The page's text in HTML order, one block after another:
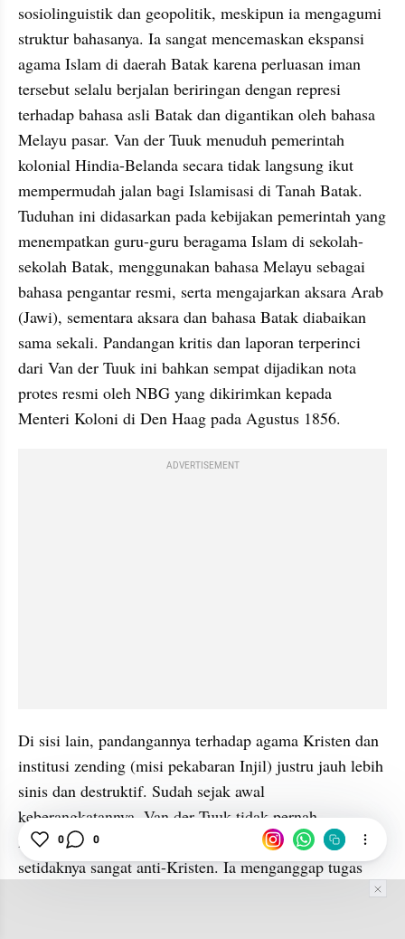
sosiolinguistik dan geopolitik, meskipun ia mengagumi
struktur bahasanya. Ia sangat mencemaskan ekspansi
agama Islam di daerah Batak karena perluasan iman
tersebut selalu berjalan beriringan dengan represi
terhadap bahasa asli Batak dan digantikan oleh bahasa
Melayu pasar. Van der Tuuk menuduh pemerintah
kolonial Hindia-Belanda secara tidak langsung ikut
mempermudah jalan bagi Islamisasi di Tanah Batak.
Tuduhan ini didasarkan pada kebijakan pemerintah yang
menempatkan guru-guru beragama Islam di sekolah-
sekolah Batak, menggunakan bahasa Melayu sebagai
bahasa pengantar resmi, serta mengajarkan aksara Arab
(Jawi), sementara aksara dan bahasa Batak diabaikan
sama sekali. Pandangan kritis dan laporan terperinci
dari Van der Tuuk ini bahkan sempat dijadikan nota
protes resmi oleh NBG yang dikirimkan kepada
Menteri Koloni di Den Haag pada Agustus 1856.
ADVERTISEMENT
Di sisi lain, pandangannya terhadap agama Kristen dan
institusi zending (misi pekabaran Injil) justru jauh lebih
sinis dan destruktif. Sudah sejak awal
keberangkatannya, Van der Tuuk tidak pernah
merahasiakan bahwa dirinya adalah seorang ateis atau
setidaknya sangat anti-Kristen. Ia menganggap tugas
penerjemahan Alkitab ke dalam bahasa Batak sebagai
0 0